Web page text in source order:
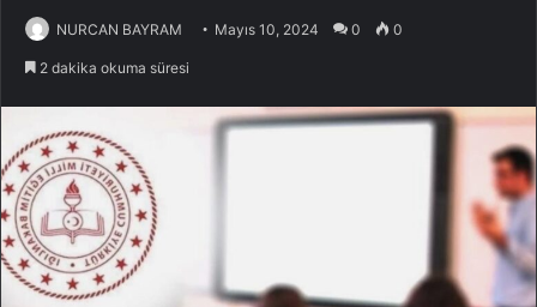
NURCAN BAYRAM Mayıs 10, 2024 0 0
2 dakika okuma süresi